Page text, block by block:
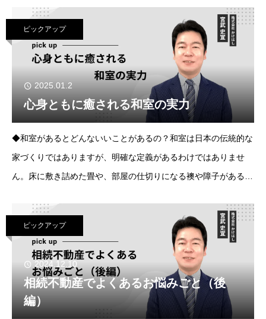
どは、衛生面の理由から靴を脱ぐ習慣にな
ピックアップ
2025.01.2
心身ともに癒される和室の実力
◆和室があるとどんないいことがあるの？和室は日本の伝統的な
家づくりではありますが、明確な定義があるわけではありませ
ん。床に敷き詰めた畳や、部屋の仕切りになる襖や障子がある
よく過ごせる畳は平安時代に登場していたよう
ピックアップ
2024.12.10
相続不動産でよくあるお悩みごと（後
編）